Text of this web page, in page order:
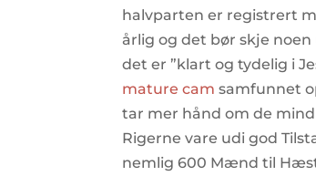
halvparten er registrert
årlig og det bør skje
det er ”klart og tydelig i
mature cam samfunnet
tar mer hånd om de
Rigerne vare udi god
nemlig 600 Mænd til